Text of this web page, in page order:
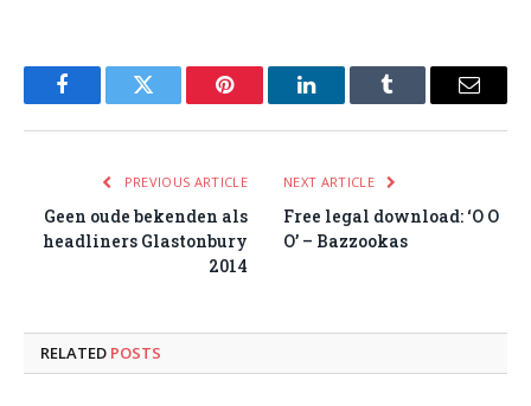
FacebookTwitter Pinterest LinkedInTumblr Email
PREVIOUS ARTICLE
Geen oude bekenden als
headliners Glastonbury
2014
NEXT ARTICLE
Free legal download: ‘O O
O’ – Bazzookas
RELATED POSTS